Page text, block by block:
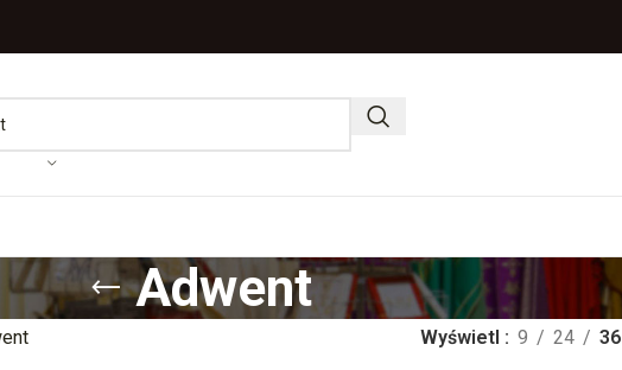
Adwent
Wyświetl 9 24 36